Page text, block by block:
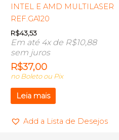
INTEL E AMD MULTILASER
REF.GA120
R$43,53
Em até 4x de R$10,88
sem juros
R$37,00
no Boleto ou Pix
Leia mais
Add a Lista de Desejos